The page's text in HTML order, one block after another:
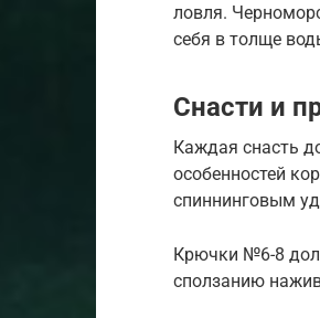
ловля.
себя в толще
Снасти и
Каждая снасть
особенностей
спиннинговым
Крючки №6-8
сползанию